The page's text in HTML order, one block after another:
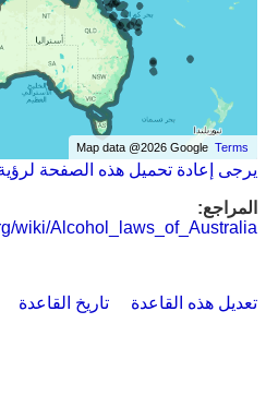
Map data @2026 GoogleTerms
يرجى إعادة تحميل هذه الصفحة
المراجع:
wiki/Alcohol_laws_of_Australia
تعديل هذه القاعدة تاريخ القاعدة